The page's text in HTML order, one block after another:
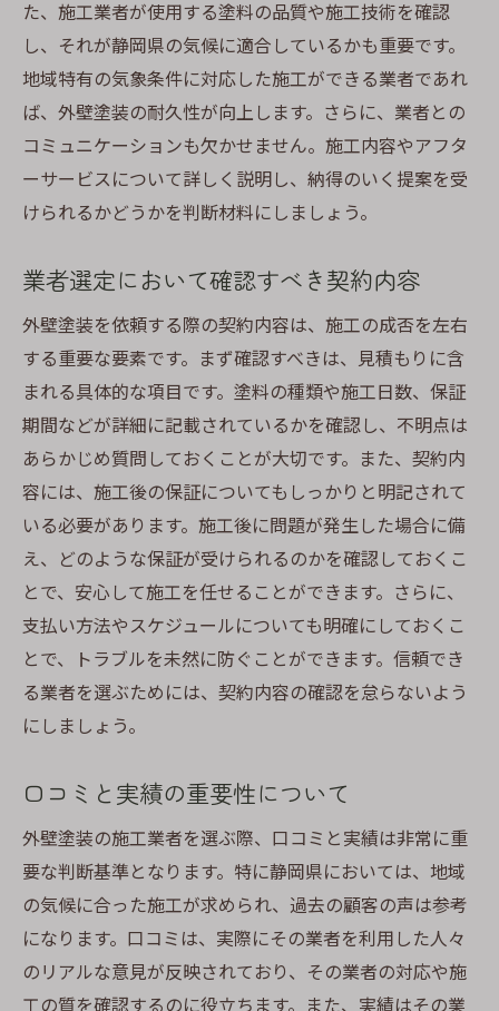
た、施工業者が使用する塗料の品質や施工技術を確認
し、それが静岡県の気候に適合しているかも重要です。
地域特有の気象条件に対応した施工ができる業者であれ
ば、外壁塗装の耐久性が向上します。さらに、業者との
コミュニケーションも欠かせません。施工内容やアフタ
ーサービスについて詳しく説明し、納得のいく提案を受
けられるかどうかを判断材料にしましょう。
業者選定において確認すべき契約内容
外壁塗装を依頼する際の契約内容は、施工の成否を左右
する重要な要素です。まず確認すべきは、見積もりに含
まれる具体的な項目です。塗料の種類や施工日数、保証
期間などが詳細に記載されているかを確認し、不明点は
あらかじめ質問しておくことが大切です。また、契約内
容には、施工後の保証についてもしっかりと明記されて
いる必要があります。施工後に問題が発生した場合に備
え、どのような保証が受けられるのかを確認しておくこ
とで、安心して施工を任せることができます。さらに、
支払い方法やスケジュールについても明確にしておくこ
とで、トラブルを未然に防ぐことができます。信頼でき
る業者を選ぶためには、契約内容の確認を怠らないよう
にしましょう。
口コミと実績の重要性について
外壁塗装の施工業者を選ぶ際、口コミと実績は非常に重
要な判断基準となります。特に静岡県においては、地域
の気候に合った施工が求められ、過去の顧客の声は参考
になります。口コミは、実際にその業者を利用した人々
のリアルな意見が反映されており、その業者の対応や施
工の質を確認するのに役立ちます。また、実績はその業